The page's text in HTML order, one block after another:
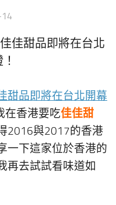
佳佳甜品即將在台北
甜品即將在台北開幕
在香港要吃佳佳甜
2016與2017的香港
一下這家位於香港的
再去試試看味道如